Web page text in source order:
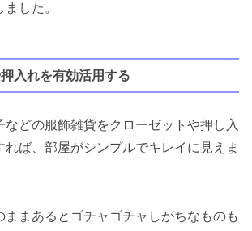
した。
入れを有効活用する
などの服飾雑貨をクローゼットや押し入
れば、部屋がシンプルでキレイに見えま
ままあるとゴチャゴチャしがちなものも